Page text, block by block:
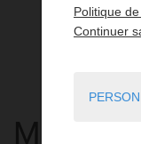
Maison
Politique
Continuer